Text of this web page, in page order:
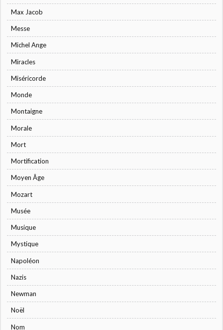
Max Jacob
Messe
Michel Ange
Miracles
Miséricorde
Monde
Montaigne
Morale
Mort
Mortification
Moyen Âge
Mozart
Musée
Musique
Mystique
Napoléon
Nazis
Newman
Noël
Nom